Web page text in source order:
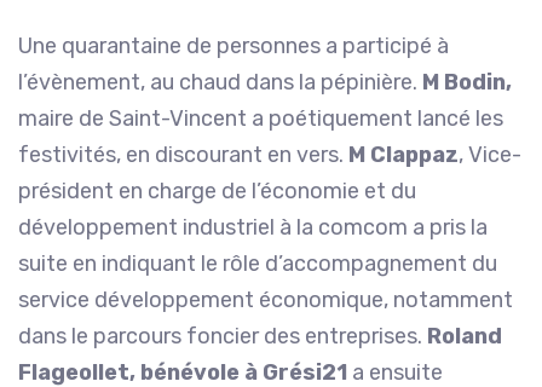
Une quarantaine de personnes a participé à
l’évènement, au chaud dans la pépinière. M Bodin,
maire de Saint-Vincent a poétiquement lancé les
festivités, en discourant en vers. M Clappaz, Vice-
président en charge de l’économie et du
développement industriel à la comcom a pris la
suite en indiquant le rôle d’accompagnement du
service développement économique, notamment
dans le parcours foncier des entreprises. Roland
Flageollet, bénévole à Grési21 a ensuite